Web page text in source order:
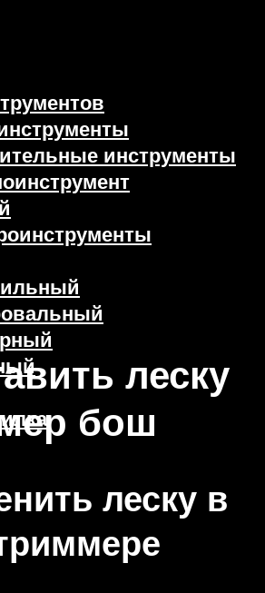
инструменты
леску
бош
леску в